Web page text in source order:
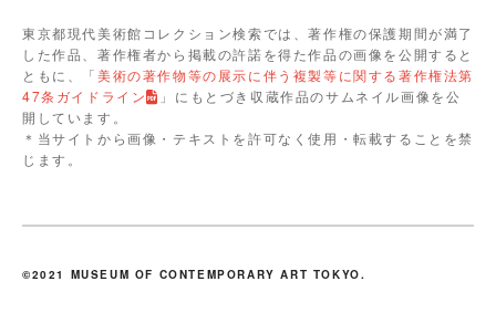
東京都現代美術館コレクション検索では、著作権の保護期間が満了
した作品、著作権者から掲載の許諾を得た作品の画像を公開すると
ともに、「美術の著作物等の展示に伴う複製等に関する著作権法第
47条ガイドライン
」にもとづき収蔵作品のサムネイル画像を公
開しています。
＊当サイトから画像・テキストを許可なく使用・転載することを禁
じます。
©2021 MUSEUM OF CONTEMPORARY ART TOKYO.